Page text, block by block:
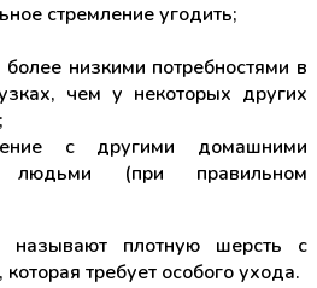
стремление угодить;
низкими потребностями в
чем у некоторых других
с другими домашними
(при правильном
называют плотную шерсть с
требует особого ухода.